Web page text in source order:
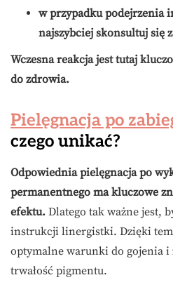
w przypadku podejrzenia
najszybciej skonsultuj się
Wczesna reakcja jest tutaj
do zdrowia.
Pielęgnacja po
czego unikać?
Odpowiednia pielęgnacja po
permanentnego ma kluczowe
efektu. Dlatego tak ważne jest,
instrukcji linergistki. Dzięki
optymalne warunki do gojenia i
trwałość pigmentu.